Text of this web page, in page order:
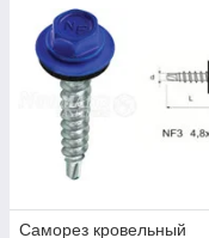
Саморез кровельный